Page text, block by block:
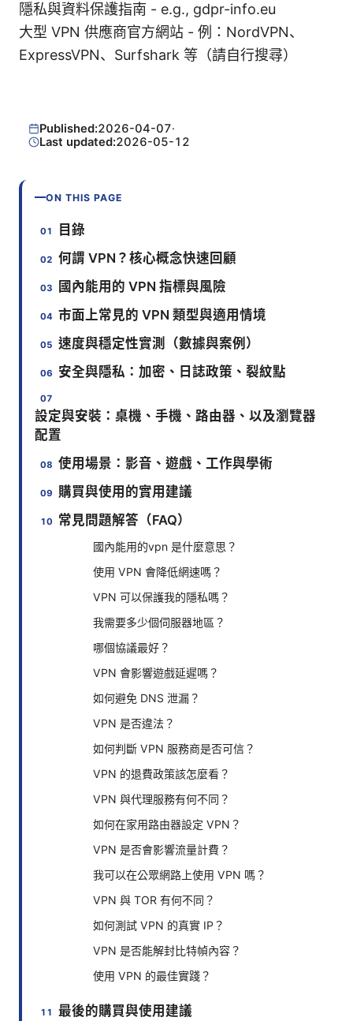
隱私與資料保護指南 - e.g., gdpr-info.eu
大型 VPN 供應商官方網站 - 例：NordVPN、
ExpressVPN、Surfshark 等（請自行搜尋）
Published:2026-04-07·
Last updated:2026-05-12
ON THIS PAGE
目錄
何謂 VPN？核心概念快速回顧
國內能用的 VPN 指標與風險
市面上常見的 VPN 類型與適用情境
速度與穩定性實測（數據與案例）
安全與隱私：加密、日誌政策、裂紋點
設定與安裝：桌機、手機、路由器、以及瀏覽器
配置
使用場景：影音、遊戲、工作與學術
購買與使用的實用建議
常見問題解答（FAQ）
國內能用的vpn 是什麼意思？
使用 VPN 會降低網速嗎？
VPN 可以保護我的隱私嗎？
我需要多少個伺服器地區？
哪個協議最好？
VPN 會影響遊戲延遲嗎？
如何避免 DNS 泄漏？
VPN 是否違法？
如何判斷 VPN 服務商是否可信？
VPN 的退費政策該怎麼看？
VPN 與代理服務有何不同？
如何在家用路由器設定 VPN？
VPN 是否會影響流量計費？
我可以在公眾網路上使用 VPN 嗎？
VPN 與 TOR 有何不同？
如何測試 VPN 的真實 IP？
VPN 是否能解封比特幀內容？
使用 VPN 的最佳實踐？
最後的購買與使用建議